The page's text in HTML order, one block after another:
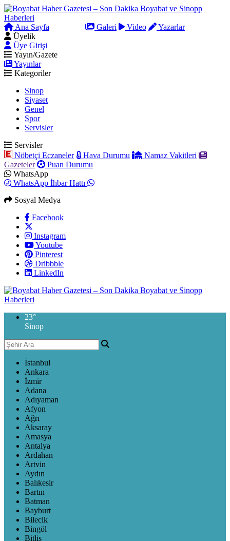
Ana Sayfa Galeri Video
Yazarlar
Üyelik
Üye Girişi
Yayın/Gazete
Yayınlar
Kategoriler
Sinop
Siyaset
Genel
Spor
Servisler
Servisler
Nöbetçi Eczaneler
Hava Durumu
Namaz Vakitleri
Gazeteler
Puan Durumu
WhatsApp
WhatsApp İhbar Hattı
Sosyal Medya
Facebook
Instagram
Youtube
Pinterest
Dribbble
LinkedIn
23°
Sinop
İstanbul
Ankara
İzmir
Adana
Adıyaman
Afyon
Ağrı
Aksaray
Amasya
Antalya
Ardahan
Artvin
Aydın
Balıkesir
Bartın
Batman
Bayburt
Bilecik
Bingöl
Bitlis